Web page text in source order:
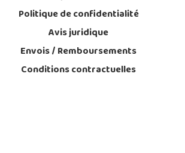
Politique de confidentialité
Avis juridique
Envois / Remboursements
Conditions contractuelles